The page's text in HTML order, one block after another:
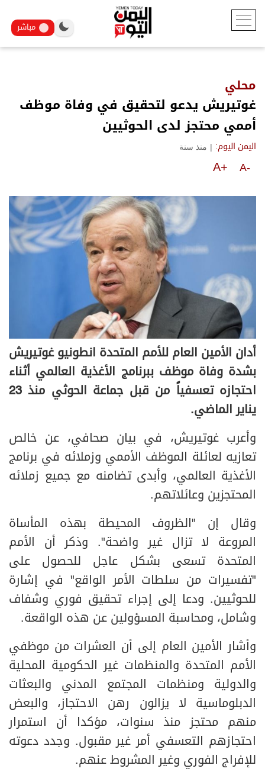
مباشر
محلي
غوتيريش يدعو لتحقيق في وفاة موظف
أممي محتجز لدى الحوثيين
اليمن اليوم: | منذ سنة
A-
A+
أدان الأمين العام للأمم المتحدة انطونيو غوتيريش
بشدة وفاة موظف ببرنامج الأغذية العالمي أثناء
احتجازه تعسفياً من قبل جماعة الحوثي منذ 23
يناير الماضي.
وأعرب غوتيريش، في بيان صحافي، عن خالص
تعازيه لعائلة الموظف الأممي وزملائه في برنامج
الأغذية العالمي، وأبدى تضامنه مع جميع زملائه
المحتجزين وعائلاتهم.
وقال إن "الظروف المحيطة بهذه المأساة
المروعة لا تزال غير واضحة". وذكر أن الأمم
المتحدة تسعى بشكل عاجل للحصول على
"تفسيرات من سلطات الأمر الواقع" في إشارة
للحوثيين. ودعا إلى إجراء تحقيق فوري وشفاف
وشامل، ومحاسبة المسؤولين عن هذه الواقعة.
وأشار الأمين العام إلى أن العشرات من موظفي
الأمم المتحدة والمنظمات غير الحكومية المحلية
والدولية ومنظمات المجتمع المدني والبعثات
الدبلوماسية لا يزالون رهن الاحتجاز، والبعض
منهم محتجز منذ سنوات، مؤكدا أن استمرار
احتجازهم التعسفي أمر غير مقبول. وجدد دعوته
للإفراج الفوري وغير المشروط عنهم.